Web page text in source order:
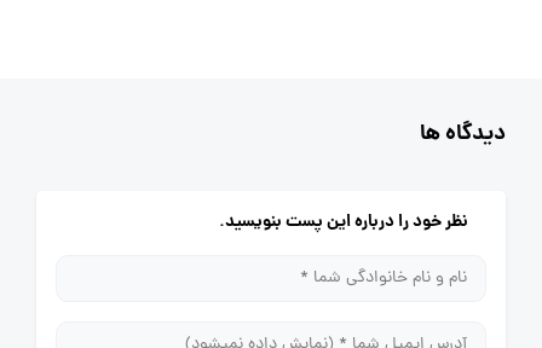
دیدگاه ها
نظر خود را درباره این پست بنویسید.